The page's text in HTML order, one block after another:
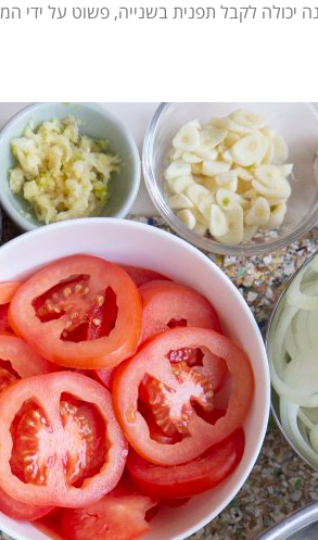
יכולה לקבל תפנית בשנייה, פשוט על ידי